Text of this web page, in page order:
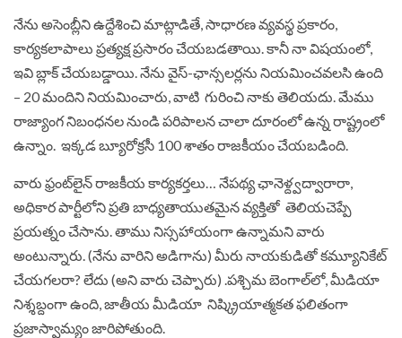
నేను అసెంబ్లీని ఉద్దేశించి మాట్లాడితే, సాధారణ వ్యవస్థ ప్రకారం,
కార్యకలాపాలు ప్రత్యక్ష ప్రసారం చేయబడతాయి. కానీ నా విషయంలో,
ఇవి బ్లాక్ చేయబడ్డాయి. నేను వైస్-ఛాన్సలర్లను నియమించవలసి ఉంది
– 20 మందిని నియమించారు, వాటి గురించి నాకు తెలియదు. మేము
రాజ్యాంగ నిబంధనల నుండి పరిపాలన చాలా దూరంలో ఉన్న రాష్ట్రంలో
ఉన్నాం. ఇక్కడ బ్యూరోక్రసీ 100 శాతం రాజకీయం చేయబడింది.
వారు ఫ్రంట్‌లైన్ రాజకీయ కార్యకర్తలు… నేపథ్య ఛానెళ్ద్వద్వారారా,
అధికార పార్టీలోని ప్రతి బాధ్యతాయుతమైన వ్యక్తితో తెలియచెప్పే
ప్రయత్నం చేసాను. తాము నిస్సహాయంగా ఉన్నామని వారు
అంటున్నారు. (నేను వారిని అడిగాను) మీరు నాయకుడితో కమ్యూనికేట్
చేయగలరా? లేదు (అని వారు చెప్పారు) .పశ్చిమ బెంగాల్‌లో, మీడియా
నిశ్శబ్దంగా ఉంది, జాతీయ మీడియా నిష్క్రియాత్మకత ఫలితంగా
ప్రజాస్వామ్యం జారిపోతుంది.